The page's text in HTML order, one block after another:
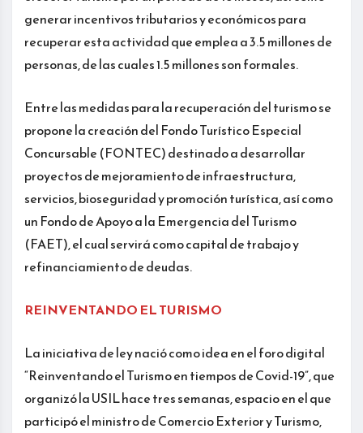
generar incentivos tributarios y económicos para
recuperar esta actividad que emplea a 3.5 millones de
personas, de las cuales 1.5 millones son formales.
Entre las medidas para la recuperación del turismo se
propone la creación del Fondo Turístico Especial
Concursable (FONTEC) destinado a desarrollar
proyectos de mejoramiento de infraestructura,
servicios, bioseguridad y promoción turística, así como
un Fondo de Apoyo a la Emergencia del Turismo
(FAET), el cual servirá como capital de trabajo y
refinanciamiento de deudas.
REINVENTANDO EL TURISMO
La iniciativa de ley nació como idea en el foro digital
“Reinventando el Turismo en tiempos de Covid-19”, que
organizó la USIL hace tres semanas, espacio en el que
participó el ministro de Comercio Exterior y Turismo,